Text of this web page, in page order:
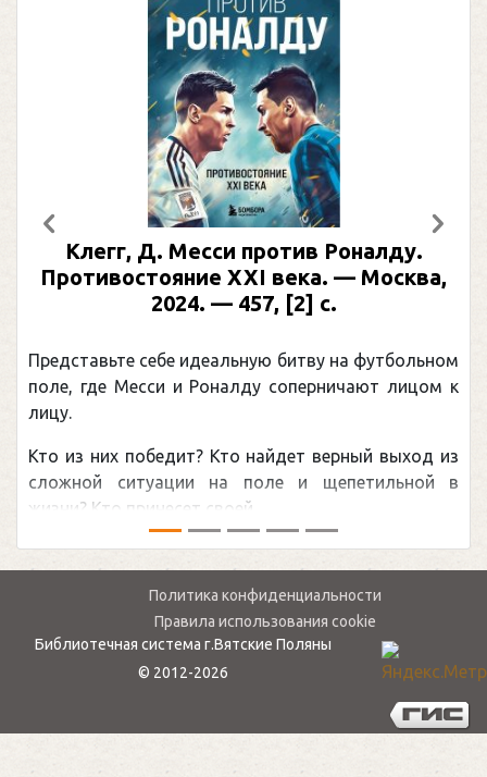
против Роналду.
XXI века. — Москва,
битву на футбольном
соперничают лицом к
Кто найдет верный выход из
на поле и щепетильной в
своей ...
Рабинер, И. Я.
Москва, 2024
обсуждаемая
мире.Перед сезоном
Предыдущий
Политика конфиденциальности
Правила использования cookie
Библиотечная система г.Вятские Поляны
© 2012-2026